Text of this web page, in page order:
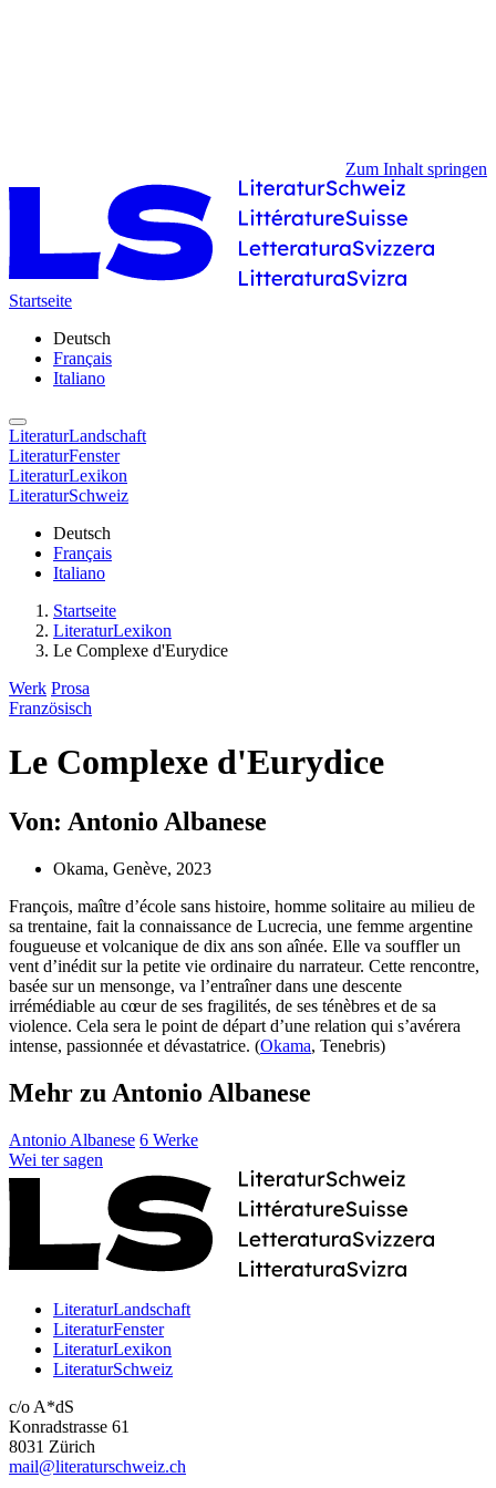
Zum Inhalt springen
Startseite
Deutsch
Français
Italiano
LiteraturLandschaft
LiteraturFenster
LiteraturLexikon
LiteraturSchweiz
Deutsch
Français
Italiano
Startseite
LiteraturLexikon
Le Complexe d'Eurydice
Werk Prosa
Französisch
Le Complexe d'Eurydice
Von: Antonio Albanese
Okama, Genève, 2023
François, maître d’école sans histoire, homme solitaire au milieu de
sa trentaine, fait la connaissance de Lucrecia, une femme argentine
fougueuse et volcanique de dix ans son aînée. Elle va souffler un
vent d’inédit sur la petite vie ordinaire du narrateur. Cette rencontre,
basée sur un mensonge, va l’entraîner dans une descente
irrémédiable au cœur de ses fragilités, de ses ténèbres et de sa
violence. Cela sera le point de départ d’une relation qui s’avérera
intense, passionnée et dévastatrice. (Okama, Tenebris)
Mehr zu Antonio Albanese
Antonio Albanese 6 Werke
Wei ter sagen
LiteraturLandschaft
LiteraturFenster
LiteraturLexikon
LiteraturSchweiz
c/o A*dS
Konradstrasse 61
8031 Zürich
mail@literaturschweiz.ch